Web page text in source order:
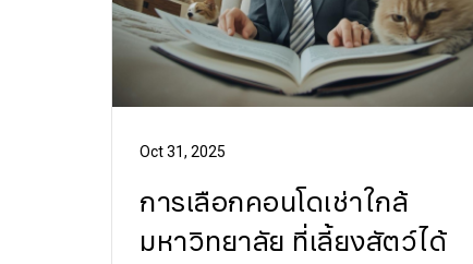
Oct 31, 2025
การเลือกคอนโดเช่าใกล้
มหาวิทยาลัย ที่เลี้ยงสัตว์ได้